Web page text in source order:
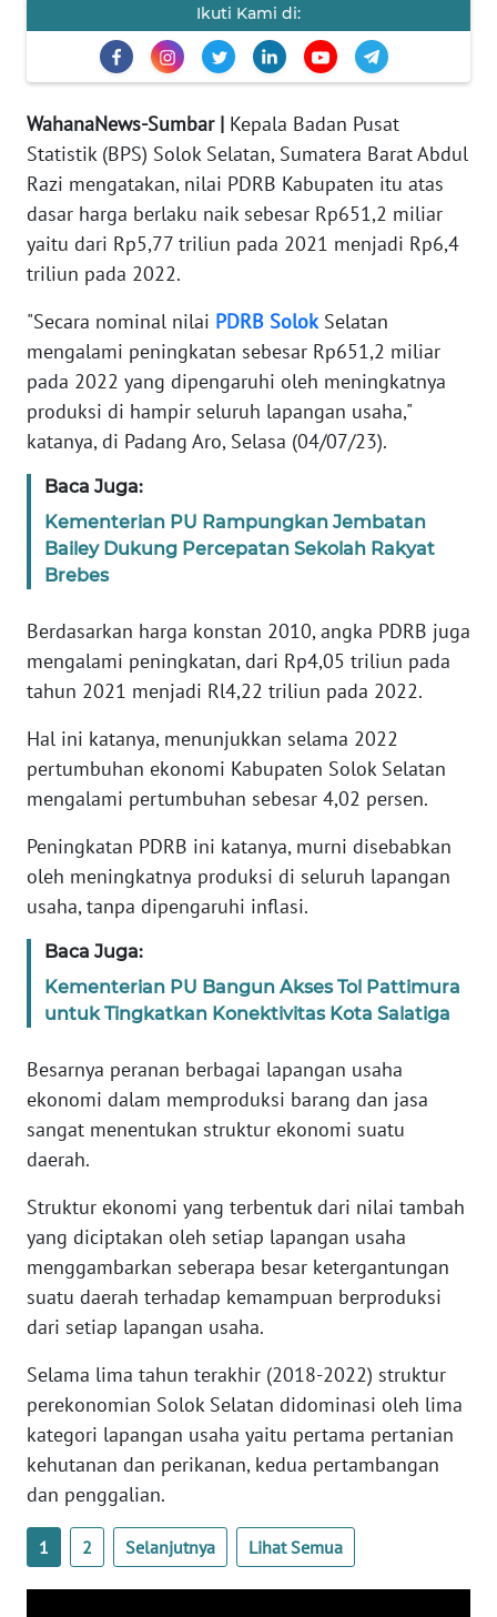
Ikuti Kami di:
WahanaNews-Sumbar | Kepala Badan Pusat
Statistik (BPS) Solok Selatan, Sumatera Barat Abdul
Razi mengatakan, nilai PDRB Kabupaten itu atas
dasar harga berlaku naik sebesar Rp651,2 miliar
yaitu dari Rp5,77 triliun pada 2021 menjadi Rp6,4
triliun pada 2022.
"Secara nominal nilai PDRB SolokSelatan
mengalami peningkatan sebesar Rp651,2 miliar
pada 2022 yang dipengaruhi oleh meningkatnya
produksi di hampir seluruh lapangan usaha,"
katanya, di Padang Aro, Selasa (04/07/23).
Baca Juga:
Kementerian PU Rampungkan Jembatan
Bailey Dukung Percepatan Sekolah Rakyat
Brebes
Berdasarkan harga konstan 2010, angka PDRB juga
mengalami peningkatan, dari Rp4,05 triliun pada
tahun 2021 menjadi Rl4,22 triliun pada 2022.
Hal ini katanya, menunjukkan selama 2022
pertumbuhan ekonomi Kabupaten Solok Selatan
mengalami pertumbuhan sebesar 4,02 persen.
Peningkatan PDRB ini katanya, murni disebabkan
oleh meningkatnya produksi di seluruh lapangan
usaha, tanpa dipengaruhi inflasi.
Baca Juga:
Kementerian PU Bangun Akses Tol Pattimura
untuk Tingkatkan Konektivitas Kota Salatiga
Besarnya peranan berbagai lapangan usaha
ekonomi dalam memproduksi barang dan jasa
sangat menentukan struktur ekonomi suatu
daerah.
Struktur ekonomi yang terbentuk dari nilai tambah
yang diciptakan oleh setiap lapangan usaha
menggambarkan seberapa besar ketergantungan
suatu daerah terhadap kemampuan berproduksi
dari setiap lapangan usaha.
Selama lima tahun terakhir (2018-2022) struktur
perekonomian Solok Selatan didominasi oleh lima
kategori lapangan usaha yaitu pertama pertanian
kehutanan dan perikanan, kedua pertambangan
dan penggalian.
1 2 Selanjutnya Lihat Semua
SIBER
REDAKSI
KARIR
DISCLAIMER
Wahana
Regional
WN
SUMUT
JAKARTA
WN
WN
BANTEN
WN
NTT
KEPRI
WN
WN
PAPUA
WN
RIAU
SERAMBI
WN
JAMBI
SULTRA
WN
NTB
WN
SULTENG
WN